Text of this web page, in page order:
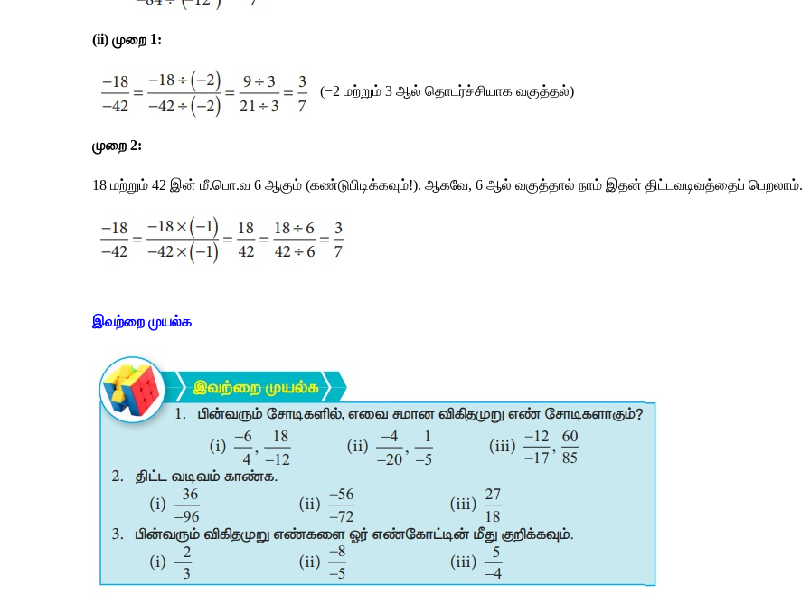
(ii) முறை 1:
(−2 மற்றும் 3 ஆல் தொடர்ச்சியாக வகுத்தல்)
முறை 2:
18 மற்றும் 42 இன் மீ.பொ.வ 6 ஆகும் (கண்டுபிடிக்கவும்!). ஆகவே, 6 ஆல் வகுத்தால் நாம் இதன் திட்டவடிவத்தைப் பெறலாம்.
இவற்றை முயல்க